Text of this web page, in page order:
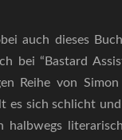
auch dieses
bei “Bastard
Reihe von Simon
es sich schlicht
halbwegs